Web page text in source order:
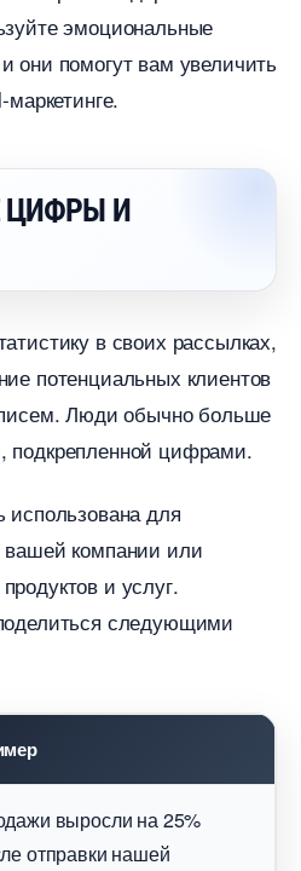
эмоциональные
помогут вам увеличить
ЦИФРЫ И
в своих рассылках,
потенциальных клиенто
Люди обычно больше
цифрами.
использована для
вашей компании или
и услуг.
следующими
выросли на 25%
отправки нашей